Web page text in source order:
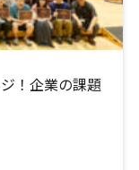
！企業の課題